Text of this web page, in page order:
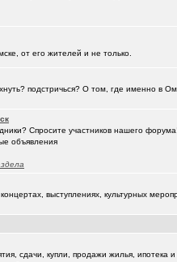
мной
мной
(Люля) +24427
+2741
от его жителей и не только.
подстричься? О том, где именно в
Спросите участников нашего
объявления
выступлениях, культурных
сдачи, купли, продажи жилья,